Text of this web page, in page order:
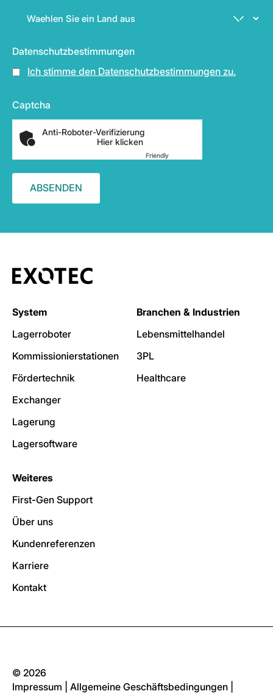
Datenschutzbestimmungen
Ich stimme den Datenschutzbestimmungen zu.
Captcha
Anti-Roboter-Verifizierung
Hier klicken
FriendlyCaptcha ⇗
System
Lagerroboter
Kommissionierstationen
Fördertechnik
Exchanger
Lagerung
Lagersoftware
Branchen & Industrien
Lebensmittelhandel
3PL
Healthcare
Weiteres
First-Gen Support
Über uns
Kundenreferenzen
Karriere
Kontakt
© 2026
Impressum
Allgemeine Geschäftsbedingungen